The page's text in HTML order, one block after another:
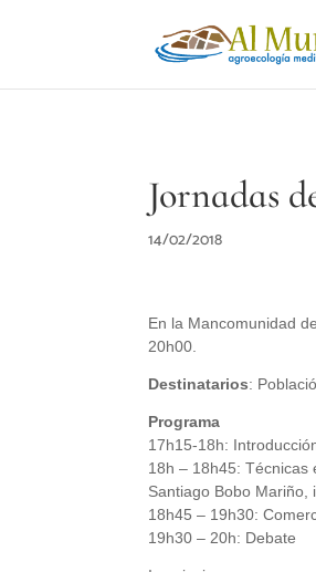
Jornadas
14/02/2018
En la Mancomunidad
20h00.
Destinatarios:
Programa
17h15-18h:
18h – 18h45: Técnicas
Santiago Bobo Mariño,
18h45 – 19h30:
19h30 – 20h: Debate